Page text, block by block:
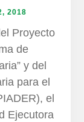
2018
Proyecto
de
y del
para el
el
Ejecutora